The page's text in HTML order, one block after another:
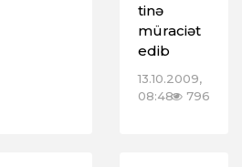
tinə
müraciət
edib
13.10.2009,
08:48
796